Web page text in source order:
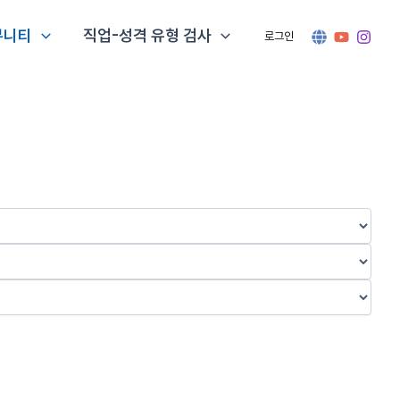
티 직업-성격 유형 검사 로그인